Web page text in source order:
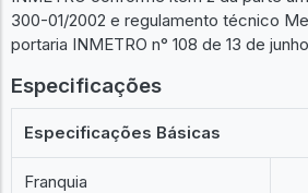
300-01/2002 e regulamento técnico
portaria INMETRO n° 108 de 13 de
Especificações
Especificações Básicas
Franquia